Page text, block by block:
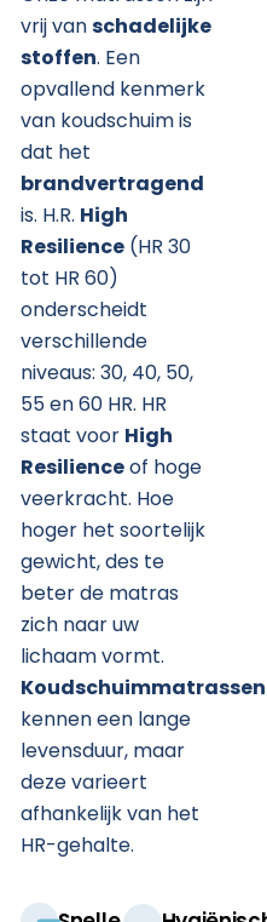
vrij vanschadelijke
stoffen. Een
opvallend kenmerk
van koudschuim is
dat het
brandvertragend
is. H.R. High
Resilience (HR 30
tot HR 60)
onderscheidt
verschillende
niveaus: 30, 40, 50,
55 en 60 HR. HR
staat voor High
Resilienceof hoge
veerkracht. Hoe
hoger het soortelijk
gewicht, des te
beter de matras
zich naar uw
lichaam vormt.
Koudschuimmatrassen
kennen een lange
levensduur, maar
deze varieert
afhankelijk van het
HR-gehalte.